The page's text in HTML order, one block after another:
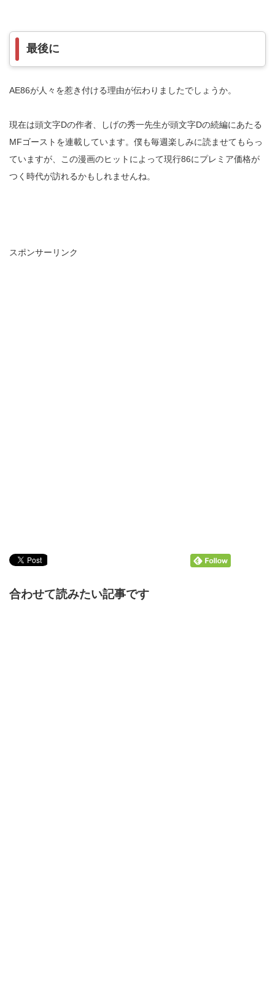
最後に
AE86が人々を惹き付ける理由が伝わりましたでしょうか。
現在は頭文字Dの作者、しげの秀一先生が頭文字Dの続編にあたる
MFゴーストを連載しています。僕も毎週楽しみに読ませてもらっ
ていますが、この漫画のヒットによって現行86にプレミア価格が
つく時代が訪れるかもしれませんね。
スポンサーリンク
合わせて読みたい記事です